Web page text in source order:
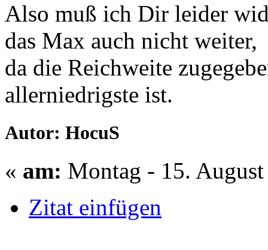
Also muß ich Dir leider
das Max auch nicht weiter,
da die Reichweite
allerniedrigste ist.
Autor: HocuS
« am: Montag - 15.
Zitat einfügen